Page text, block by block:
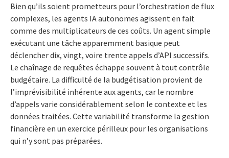
Bien qu’ils soient prometteurs pour l’orchestration de flux
complexes, les agents IA autonomes agissent en fait
comme des multiplicateurs de ces coûts. Un agent simple
exécutant une tâche apparemment basique peut
déclencher dix, vingt, voire trente appels d’API successifs.
Le chaînage de requêtes échappe souvent à tout contrôle
budgétaire. La difficulté de la budgétisation provient de
l’imprévisibilité inhérente aux agents, car le nombre
d’appels varie considérablement selon le contexte et les
données traitées. Cette variabilité transforme la gestion
financière en un exercice périlleux pour les organisations
qui n’y sont pas préparées.